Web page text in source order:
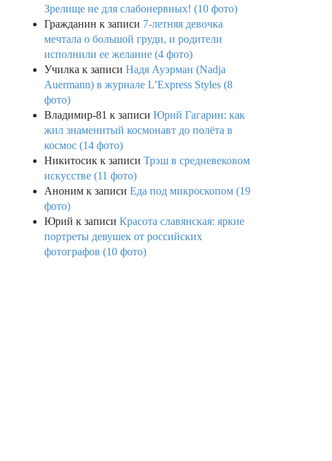
Зрелище не для слабонервных! (10 фото)
Гражданин к записи 7-летняя девочка
мечтала о большой груди, и родители
исполнили ее желание (4 фото)
Училка к записи Надя Ауэрман (Nadja
Auermann) в журнале L’Express Styles (8
фото)
Владимир-81 к записи Юрий Гагарин: как
жил знаменитый космонавт до полёта в
космос (14 фото)
Никитосик к записи Трэш в средневековом
искусстве (11 фото)
Аноним к записи Еда под микроскопом (19
фото)
Юрий к записи Красота славянская: яркие
портреты девушек от российских
фотографов (10 фото)